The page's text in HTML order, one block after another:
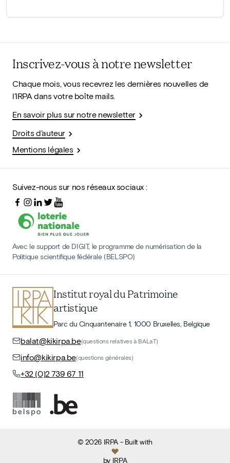
Inscrivez-vous à notre newsletter
Chaque mois, vous recevrez les dernières nouvelles de
l'IRPA dans votre boîte mails.
En savoir plus sur notre newsletter
Droits d'auteur
Mentions légales
Suivez-nous sur nos réseaux sociaux :
Avec le support de DIGIT, le programme de numérisation de la
Politique scientifique fédérale (BELSPO)
Institut royal du Patrimoine
artistique
Parc du Cinquantenaire 1, 1000 Bruxelles, Belgique
balat@kikirpa.be(questions relatives à BALaT)
info@kikirpa.be(questions générales)
+32 (0)2 739 67 11
©2026 IRPA- Built with
by IRPA